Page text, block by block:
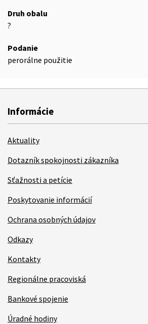
Druh obalu
?
Podanie
perorálne použitie
Informácie
Aktuality
Dotazník spokojnosti zákazníka
Sťažnosti a petície
Poskytovanie informácií
Ochrana osobných údajov
Odkazy
Kontakty
Regionálne pracoviská
Bankové spojenie
Úradné hodiny